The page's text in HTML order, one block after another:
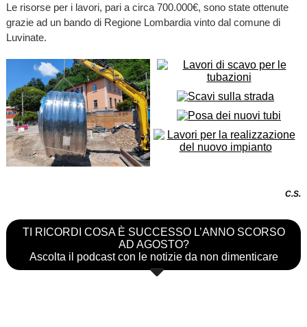
Le risorse per i lavori, pari a circa 700.000€, sono state ottenute
grazie ad un bando di Regione Lombardia vinto dal comune di
Luvinate.
C.S.
TI RICORDI COSA È SUCCESSO L’ANNO SCORSO
AD AGOSTO?
Ascolta il podcast con le notizie da non dimenticare